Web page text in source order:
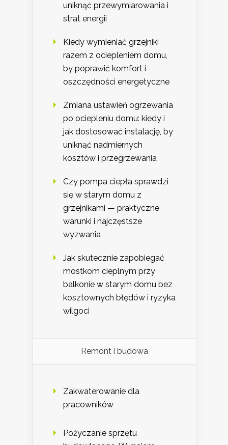
uniknąć przewymiarowania i
strat energii
Kiedy wymieniać grzejniki
razem z ociepleniem domu,
by poprawić komfort i
oszczędności energetyczne
Zmiana ustawień ogrzewania
po ociepleniu domu: kiedy i
jak dostosować instalację, by
uniknąć nadmiernych
kosztów i przegrzewania
Czy pompa ciepła sprawdzi
się w starym domu z
grzejnikami — praktyczne
warunki i najczęstsze
wyzwania
Jak skutecznie zapobiegać
mostkom cieplnym przy
balkonie w starym domu bez
kosztownych błędów i ryzyka
wilgoci
Remont i budowa
Zakwaterowanie dla
pracowników
Pożyczanie sprzętu